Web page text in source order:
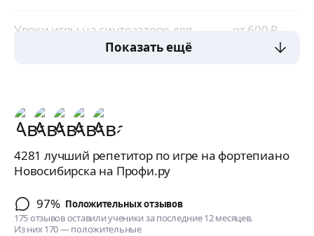
Уроки игры на синтезаторе для
от 600₽
за ч
Показать ещё
4281 лучший репетитор по игре на фортепиано
Новосибирска на Профи.ру
97% Положительных отзывов
175 отзывов оставили ученики за последние 12 месяцев.
Из них 170 — положительные